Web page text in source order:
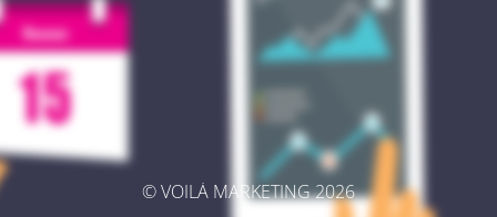
© VOILÀ MARKETING 2026